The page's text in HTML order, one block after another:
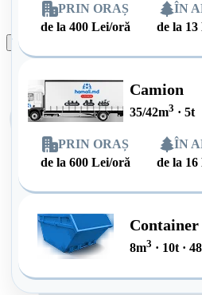
PRIN ORAȘ
de la400 Lei/oră
ÎN
de la 13
Camion
35/42m3 · 5t
PRIN ORAȘ
de la600 Lei/oră
ÎN
de la 16
Container
8m3 · 10t · 48
Plasează comanda